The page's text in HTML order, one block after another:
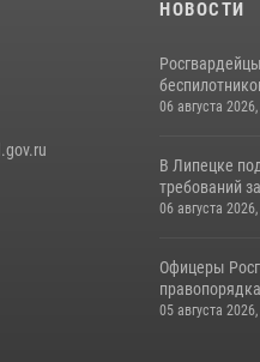
НОВОСТИ
06 августа 2026,
В Липецке
требований
06 августа 2026,
Офицеры
05 августа